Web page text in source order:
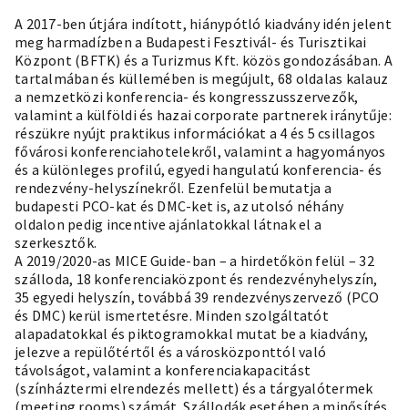
A 2017-ben útjára indított, hiánypótló kiadvány idén jelent
meg harmadízben a Budapesti Fesztivál- és Turisztikai
Központ (BFTK) és a Turizmus Kft. közös gondozásában. A
tartalmában és küllemében is megújult, 68 oldalas kalauz
a nemzetközi konferencia- és kongresszusszervezők,
valamint a külföldi és hazai corporate partnerek iránytűje:
részükre nyújt praktikus információkat a 4 és 5 csillagos
fővárosi konferenciahotelekről, valamint a hagyományos
és a különleges profilú, egyedi hangulatú konferencia- és
rendezvény-helyszínekről. Ezenfelül bemutatja a
budapesti PCO-kat és DMC-ket is, az utolsó néhány
oldalon pedig incentive ajánlatokkal látnak el a
szerkesztők.
A 2019/2020-as MICE Guide-ban – a hirdetőkön felül – 32
szálloda, 18 konferenciaközpont és rendezvényhelyszín,
35 egyedi helyszín, továbbá 39 rendezvényszervező (PCO
és DMC) kerül ismertetésre. Minden szolgáltatót
alapadatokkal és piktogramokkal mutat be a kiadvány,
jelezve a repülőtértől és a városközponttól való
távolságot, valamint a konferenciakapacitást
(színháztermi elrendezés mellett) és a tárgyalótermek
(meeting rooms) számát. Szállodák esetében a minősítés